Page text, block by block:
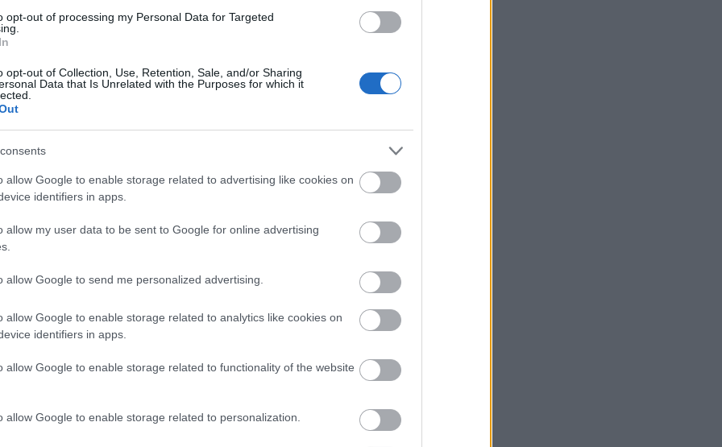
opt-out of processing my Personal Data for Targeted
opt-out of Collection, Use, Retention, Sale, and/or Sharing
Data that Is Unrelated with the Purposes for which it
allow Google to enable storage related to advertising like cookies on
identifiers in apps.
allow my user data to be sent to Google for online advertising
allow Google to send me personalized advertising.
allow Google to enable storage related to analytics like cookies on
identifiers in apps.
allow Google to enable storage related to functionality of the website
allow Google to enable storage related to personalization.
napja valakinek és sorozatban dőlnek össze a dolgok
környék zöld lombjai alatt nagyon sokszor a végtelen fertő,
a személyek és közösségek jelentik számunkra a budai lét
wave szintis szám. Mindenki fél a haláltól, pedig nem
az eset főleg az élőknek fáj. Inkább egy életút
dalnak, az elvándorlásról, honvágyról, elvágyódásról szól.
itthagyott minket egy új élet reményében.
felett száguldás, KRESZ-ignorálás.
szállni a konzumerizmus vonatról, vagy fáradtan éled le az
hogy hiába próbálkozik, mindig minden ugyanúgy fog